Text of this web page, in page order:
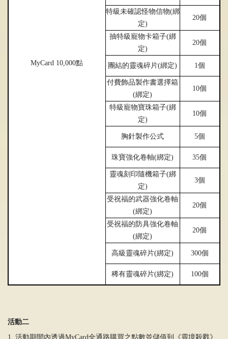
MyCard 10,000點
特級未確認怪物信物(綁
定)
20個
抽特級寵物卡箱子(綁
定)
20個
團結的靈魂碎片(綁定) 1個
付費飾品製作書選擇箱
(綁定)
10個
特級寵物寶珠箱子(綁
定)
10個
胸針製作公式 5個
珠寶強化卷軸(綁定) 35個
靈魂刻印隨機箱子(綁
定)
3個
受祝福的武器強化卷軸
(綁定)
20個
受祝福的防具強化卷軸
(綁定)
20個
高級靈魂碎片(綁定) 300個
稀有靈魂碎片(綁定) 100個
活動二
1. 活動期間內透過MyCard全通路購買之點數並儲值到《靈境殺戮》